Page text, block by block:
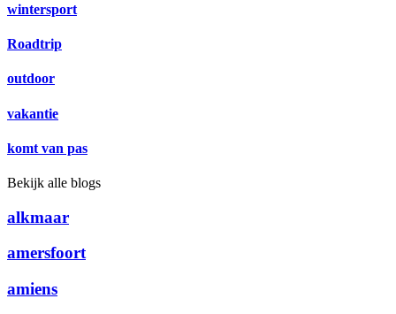
wintersport
Roadtrip
outdoor
vakantie
komt van pas
Bekijk alle blogs
alkmaar
amersfoort
amiens